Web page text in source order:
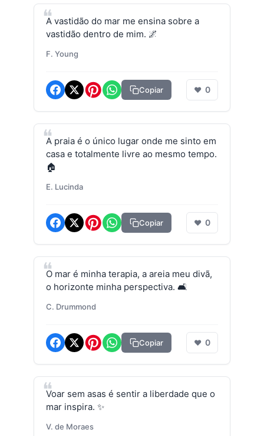
A vastidão do mar me ensina sobre a
vastidão dentro de mim. 🌌
F. Young
Copiar ❤ 0
A praia é o único lugar onde me sinto em
casa e totalmente livre ao mesmo tempo.
🏠
E. Lucinda
Copiar ❤ 0
O mar é minha terapia, a areia meu divã,
o horizonte minha perspectiva. 🛋️
C. Drummond
Copiar ❤ 0
Voar sem asas é sentir a liberdade que o
mar inspira. ✨
V. de Moraes